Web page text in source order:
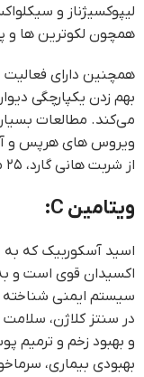
لیپوکسیژناز و
همچون لکوترین ها و
همچنین دارای
بهم زدن یکپارچگی
می‌کند. مطالعات
از شربت هانی گارد، ۲۵ میلی گرم عصاره گیاه سرخارگل وجود دارد.
ویتامین C:
اسید آسکوربیک که به
اکسیدان قوی است و
در سنتز کلاژن،
و بهبود زخم و
بهبودی بیماری،